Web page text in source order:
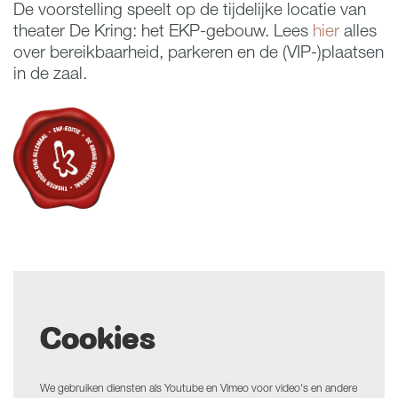
De voorstelling speelt op de tijdelijke locatie van
theater De Kring: het EKP-gebouw. Lees hier alles
over bereikbaarheid, parkeren en de (VIP-)plaatsen
in de zaal.
Cookies
We gebruiken diensten als Youtube en Vimeo voor video's en andere